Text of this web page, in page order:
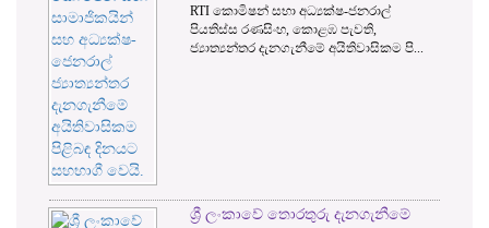
RTI කොමිෂන් සභා අධ්‍යක්ෂ-ජනරාල්
පියතිස්ස රණසිංහ, කොළඹ පැවති,
ජ්‍යාත්‍යන්තර දැනගැනීමේ අයිතිවාසිකම පි...
ශ්‍රී ලංකාවේ තොරතුරු දැනගැනීමේ